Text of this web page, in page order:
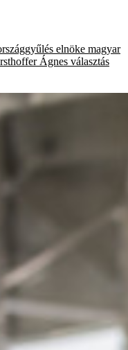
elnöke magyar
Ágnes választás